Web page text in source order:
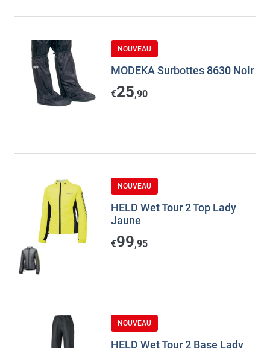
NOUVEAU
MODEKA Surbottes 8630 Noir
€25,90
NOUVEAU
HELD Wet Tour 2 Top Lady
Jaune
€99,95
NOUVEAU
HELD Wet Tour 2 Base Lady